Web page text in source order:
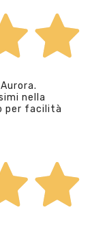
nella
per facilità